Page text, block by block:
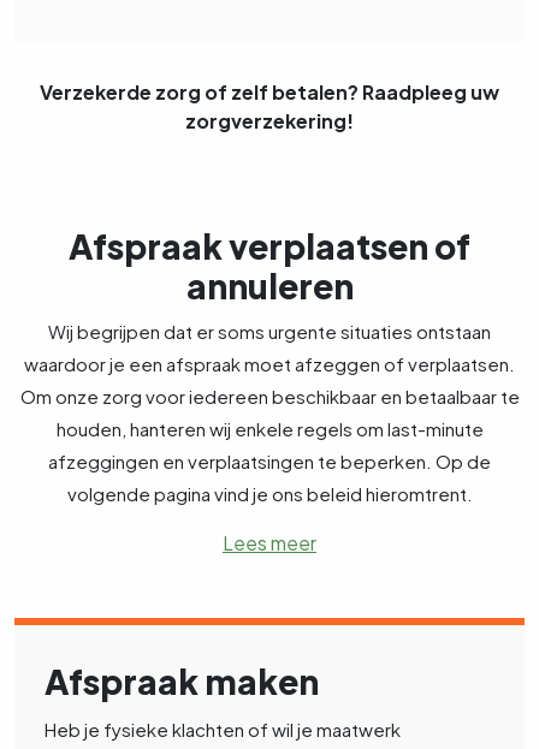
Verzekerde zorg of zelf betalen? Raadpleeg uw
zorgverzekering!
Afspraak verplaatsen of
annuleren
Wij begrijpen dat er soms urgente situaties ontstaan
waardoor je een afspraak moet afzeggen of verplaatsen.
Om onze zorg voor iedereen beschikbaar en betaalbaar te
houden, hanteren wij enkele regels om last-minute
afzeggingen en verplaatsingen te beperken. Op de
volgende pagina vind je ons beleid hieromtrent.
Lees meer
Afspraak maken
Heb je fysieke klachten of wil je maatwerk